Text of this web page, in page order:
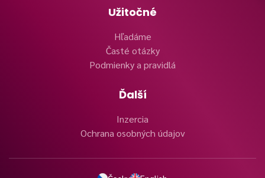
Užitočné
Hľadáme
Časté otázky
Podmienky a pravidlá
Ďalší
Inzercia
Ochrana osobných údajov